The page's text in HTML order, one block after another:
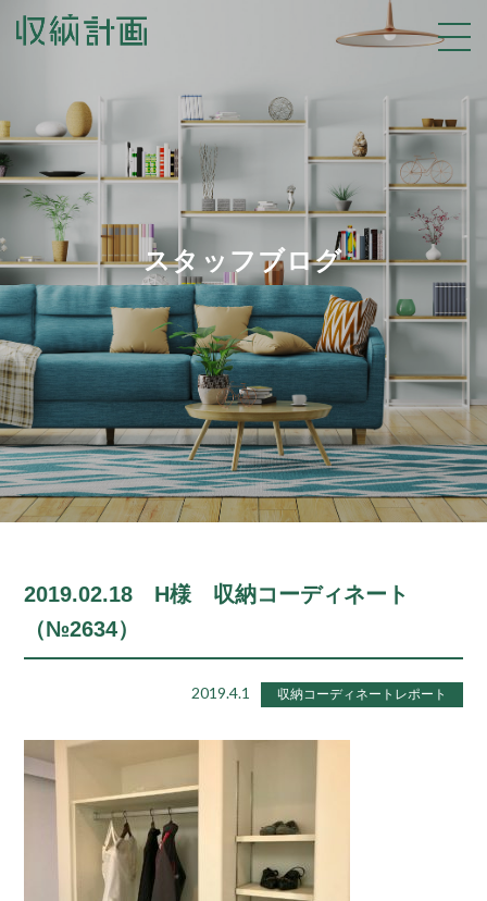
スタッフブログ
2019.02.18 H様 収納コーディネート
（№2634）
2019.4.1 収納コーディネートレポート